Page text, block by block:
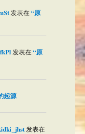
发表在“原
发表在“原
起源
发表在